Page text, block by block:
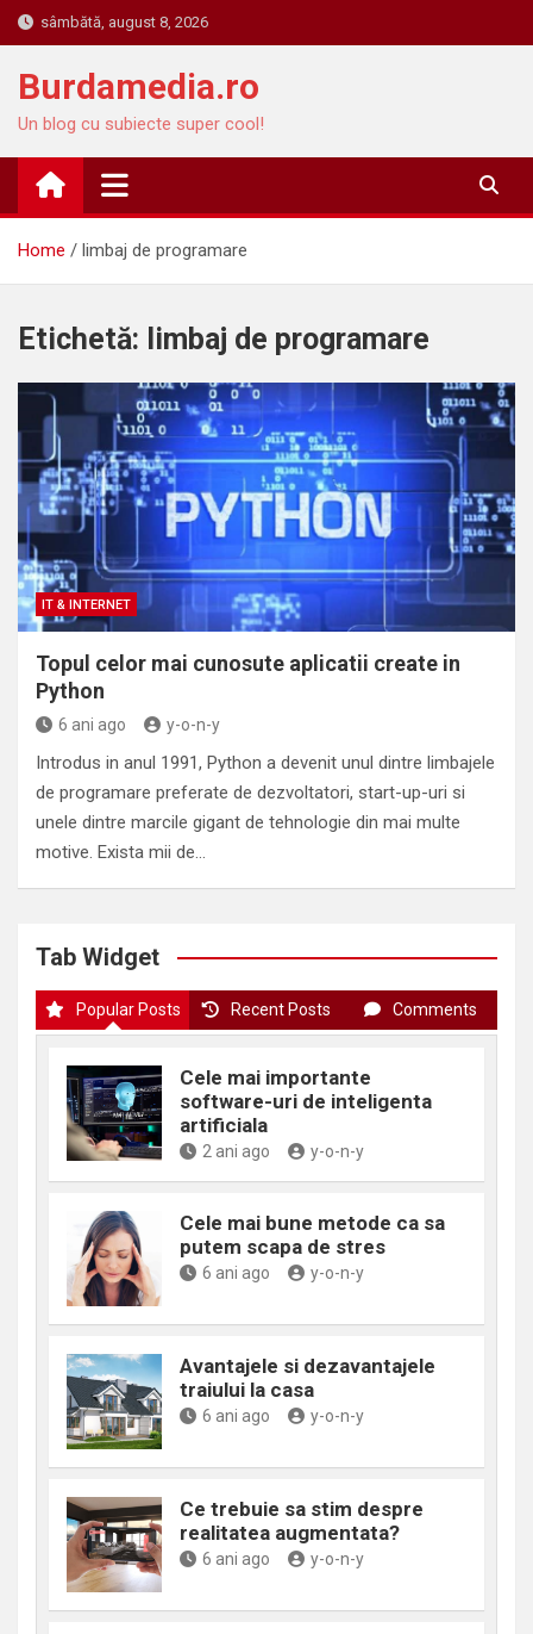
Skip
to
content
sâmbătă, august 8, 2026
Burdamedia.ro
Un blog cu subiecte super cool!
Home limbaj de programare
Etichetă: limbaj de programare
IT & INTERNET
Topul celor mai cunosute aplicatii create in
Python
6 ani ago y-o-n-y
Introdus in anul 1991, Python a devenit unul dintre limbajele
de programare preferate de dezvoltatori, start-up-uri si
unele dintre marcile gigant de tehnologie din mai multe
motive. Exista mii de…
Tab Widget
Popular Posts Recent Posts Comments
Cele mai importante
software-uri de inteligenta
artificiala
2 ani ago y-o-n-y
Cele mai bune metode ca sa
putem scapa de stres
6 ani ago y-o-n-y
Avantajele si dezavantajele
traiului la casa
6 ani ago y-o-n-y
Ce trebuie sa stim despre
realitatea augmentata?
6 ani ago y-o-n-y